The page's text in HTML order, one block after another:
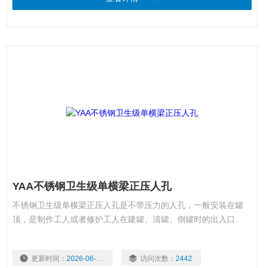
YAA不锈钢卫生级单横梁正压人孔
不锈钢卫生级单横梁正压人孔是不带压力的人孔，一般安装在罐
顶，是制作工人或者修护工人在建罐、清罐、倒罐时的出入口.
更新时间： 2026-06-16 访问次数： 2442